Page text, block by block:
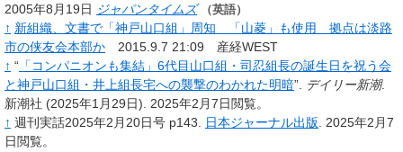
2005年8月19日 ジャパンタイムズ （英語）
↑ 新組織、文書で「神戸山口組」周知 「山菱」も使用 拠点は淡路
市の侠友会本部か 2015.9.7 21:09 産経WEST
↑ “ 「コンパニオンも集結」6代目山口組・司忍組長の誕生日を祝う会
と神戸山口組・井上組長宅への襲撃のわかれた明暗”. デイリー新潮.
新潮社 (2025年1月29日).
2025年2月7日閲覧。
↑ 週刊実話2025年2月20日号 p143. 日本ジャーナル出版 . 2025年2月7
日閲覧。